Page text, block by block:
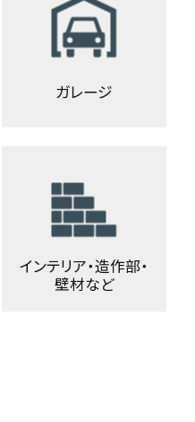
ガレージ
インテリア・造作部・
壁材など